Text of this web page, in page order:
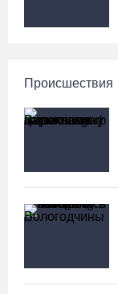
Происшествия